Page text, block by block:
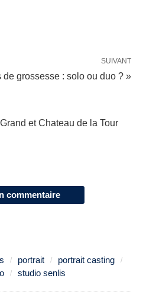
SUIVANT
de grossesse : solo ou duo ? »
et Chateau de la Tour
commentaire
portrait
portrait casting
studio senlis